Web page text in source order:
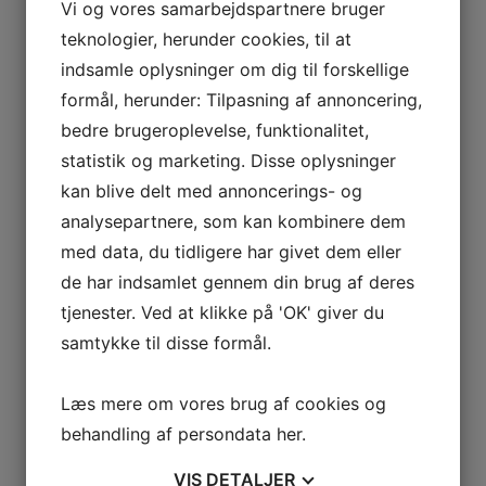
Thermex Coffee
Se produkter
Læs mere her
Vi og vores samarbejdspartnere bruger
teknologier, herunder cookies, til at
indsamle oplysninger om dig til forskellige
formål, herunder: Tilpasning af annoncering,
bedre brugeroplevelse, funktionalitet,
statistik og marketing. Disse oplysninger
kan blive delt med annoncerings- og
analysepartnere, som kan kombinere dem
med data, du tidligere har givet dem eller
de har indsamlet gennem din brug af deres
tjenester. Ved at klikke på 'OK' giver du
samtykke til disse formål.
Læs mere om vores brug af cookies og
behandling af persondata her.
VIS DETALJER